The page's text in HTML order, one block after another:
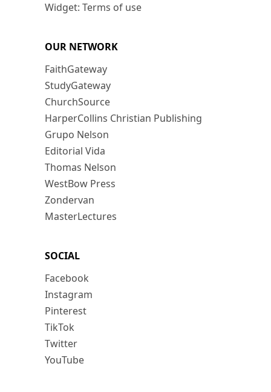
Widget: Terms of use
OUR NETWORK
FaithGateway
StudyGateway
ChurchSource
HarperCollins Christian Publishing
Grupo Nelson
Editorial Vida
Thomas Nelson
WestBow Press
Zondervan
MasterLectures
SOCIAL
Facebook
Instagram
Pinterest
TikTok
Twitter
YouTube